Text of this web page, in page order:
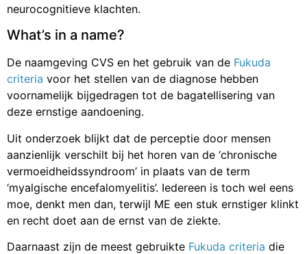
neurocognitieve klachten.
What’s in a name?
De naamgeving CVS en het gebruik van de Fukuda
criteria voor het stellen van de diagnose hebben
voornamelijk bijgedragen tot de bagatellisering van
deze ernstige aandoening.
Uit onderzoek blijkt dat de perceptie door mensen
aanzienlijk verschilt bij het horen van de ‘chronische
vermoeidheidssyndroom’ in plaats van de term
‘myalgische encefalomyelitis’. Iedereen is toch wel eens
moe, denkt men dan, terwijl ME een stuk ernstiger klinkt
en recht doet aan de ernst van de ziekte.
Daarnaast zijn de meest gebruikte Fukuda criteria die